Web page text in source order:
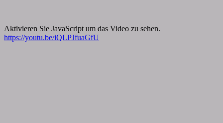
Aktivieren Sie JavaScript um das Video zu sehen.
https://youtu.be/iQLPJfuaGfU